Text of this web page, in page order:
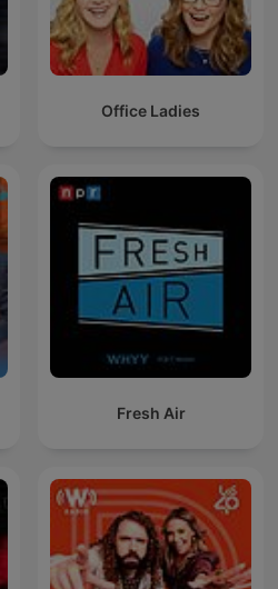
Office Ladies
Fresh Air